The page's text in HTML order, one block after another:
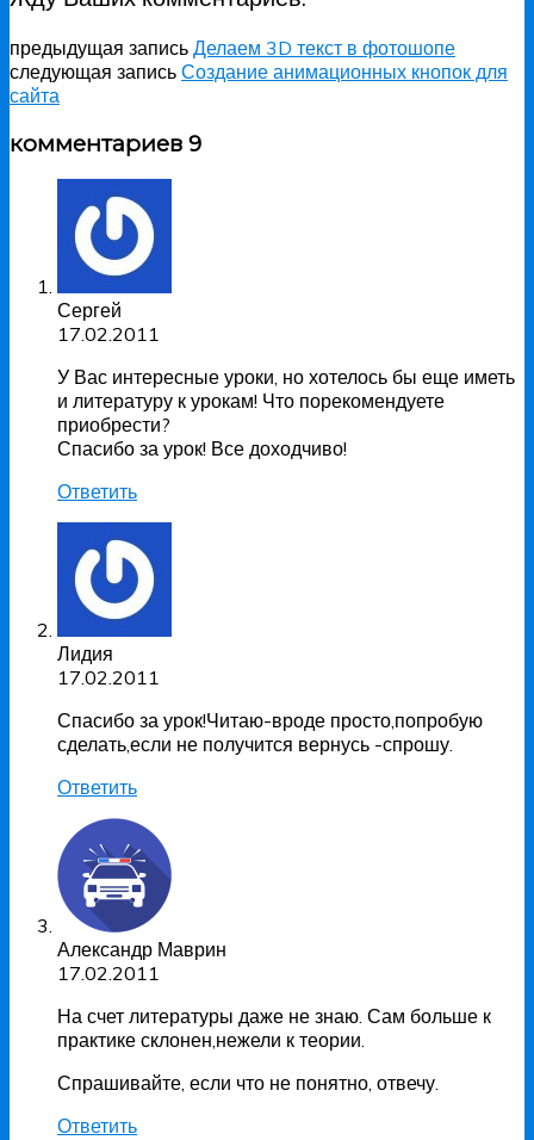
предыдущая запись Делаем 3D текст в фотошопе
следующая запись Создание анимационных кнопок для
сайта
комментариев 9
Сергей
17.02.2011
У Вас интересные уроки, но хотелось бы еще иметь
и литературу к урокам! Что порекомендуете
приобрести?
Спасибо за урок! Все доходчиво!
Ответить
Лидия
17.02.2011
Спасибо за урок!Читаю-вроде просто,попробую
сделать,если не получится вернусь -спрошу.
Ответить
Александр Маврин
17.02.2011
На счет литературы даже не знаю. Сам больше к
практике склонен,нежели к теории.
Спрашивайте, если что не понятно, отвечу.
Ответить